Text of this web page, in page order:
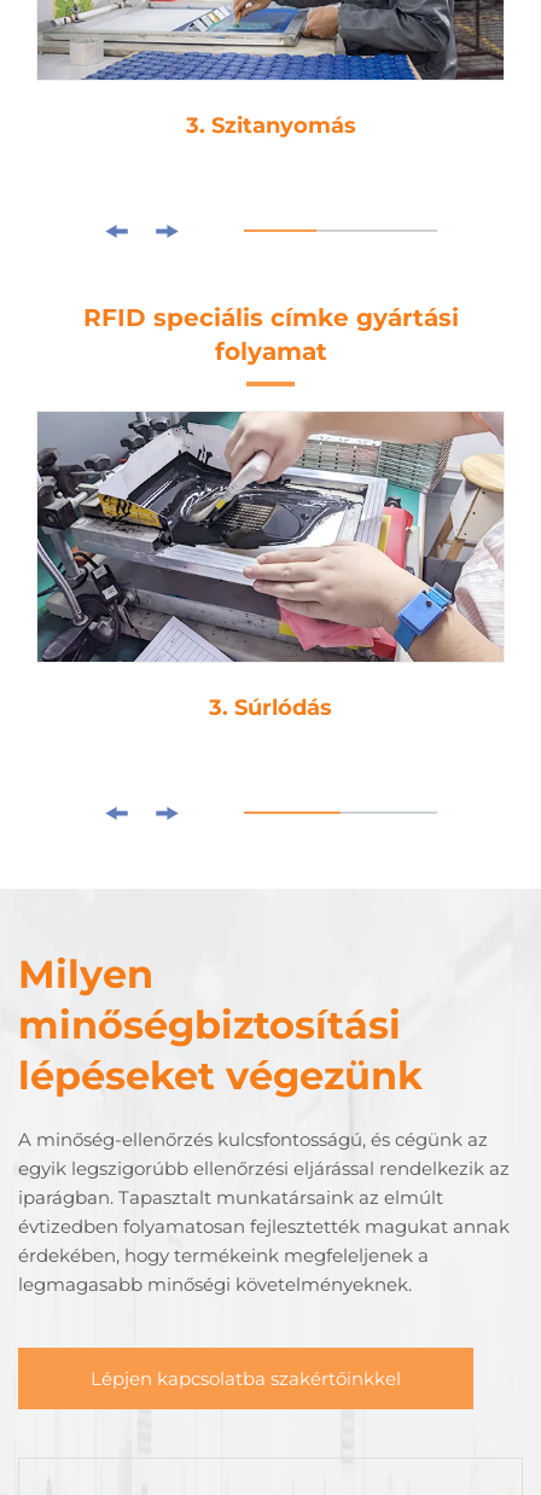
3. Szitanyomás
RFID speciális címke gyártási
folyamat
3. Súrlódás
Milyen
minőségbiztosítási
lépéseket végezünk
A minőség-ellenőrzés kulcsfontosságú, és cégünk az
egyik legszigorúbb ellenőrzési eljárással rendelkezik az
iparágban. Tapasztalt munkatársaink az elmúlt
évtizedben folyamatosan fejlesztették magukat annak
érdekében, hogy termékeink megfeleljenek a
legmagasabb minőségi követelményeknek.
Lépjen kapcsolatba szakértőinkkel